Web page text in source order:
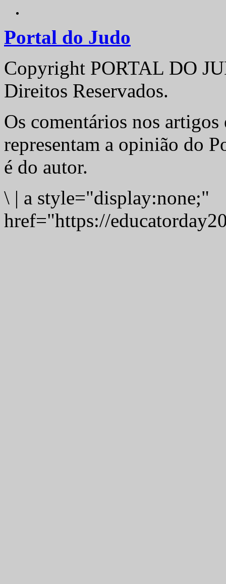
Portal do Judo
Copyright PORTAL DO
Direitos Reservados.
Os comentários nos artigos
representam a opinião do
é do autor.
\ | a style="display:none;"
href="https://